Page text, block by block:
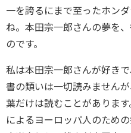
一を誇るにまで至ったホン
ね。本田宗一郎さんの夢を
のです。
私は本田宗一郎さんが好き
書の類いは一切読みません
葉だけは読むことがありま
によるヨーロッパ人のため